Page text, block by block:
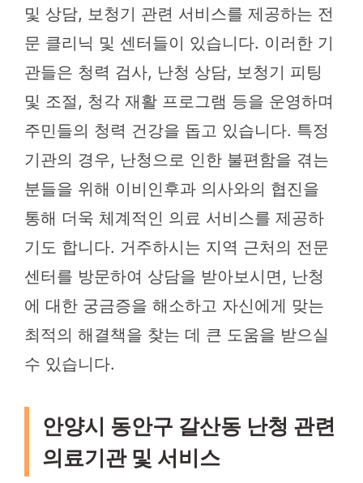
및 상담, 보청기 관련 서비스를 제공하는 전
문 클리닉 및 센터들이 있습니다. 이러한 기
관들은 청력 검사, 난청 상담, 보청기 피팅
및 조절, 청각 재활 프로그램 등을 운영하며
주민들의 청력 건강을 돕고 있습니다. 특정
기관의 경우, 난청으로 인한 불편함을 겪는
분들을 위해 이비인후과 의사와의 협진을
통해 더욱 체계적인 의료 서비스를 제공하
기도 합니다. 거주하시는 지역 근처의 전문
센터를 방문하여 상담을 받아보시면, 난청
에 대한 궁금증을 해소하고 자신에게 맞는
최적의 해결책을 찾는 데 큰 도움을 받으실
수 있습니다.
안양시 동안구 갈산동 난청 관련
의료기관 및 서비스